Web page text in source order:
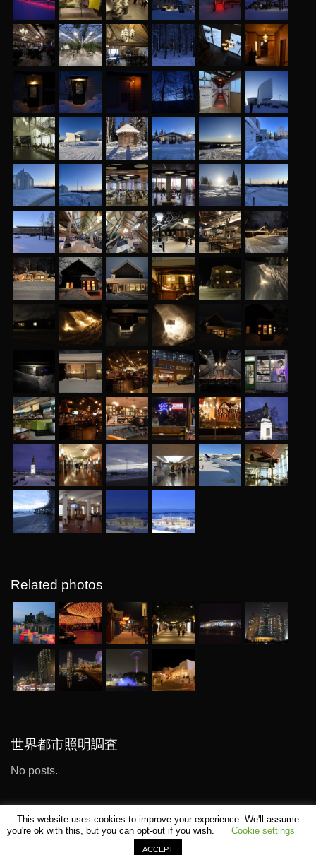
Related photos
世界都市照明調査
No posts.
This website uses cookies to improve your experience. We'll assume
you're ok with this, but you can opt-out if you wish.
Cookie settings
ACCEPT